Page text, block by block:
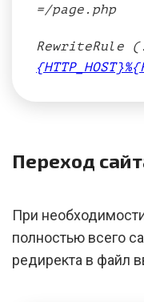
=/page.php
RewriteRule
Переход
При
полностью всего
редиректа в файл